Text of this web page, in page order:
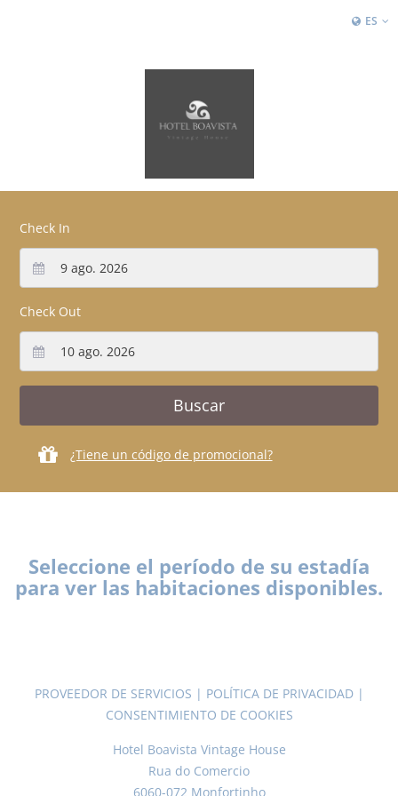
ES
Check In
Check Out
¿Tiene un código de promocional?
Seleccione el período de su estadía
para ver las habitaciones disponibles.
PROVEEDOR DE SERVICIOS | POLÍTICA DE PRIVACIDAD|
CONSENTIMIENTO DE COOKIES
Hotel Boavista Vintage House
Rua do Comercio
6060-072 Monfortinho